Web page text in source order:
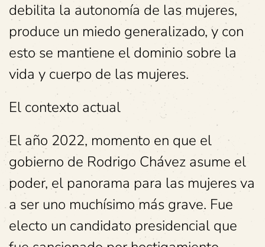
debilita la autonomía de las mujeres,
produce un miedo generalizado, y con
esto se mantiene el dominio sobre la
vida y cuerpo de las mujeres.
El contexto actual
El año 2022, momento en que el
gobierno de Rodrigo Chávez asume el
poder, el panorama para las mujeres va
a ser uno muchísimo más grave. Fue
electo un candidato presidencial que